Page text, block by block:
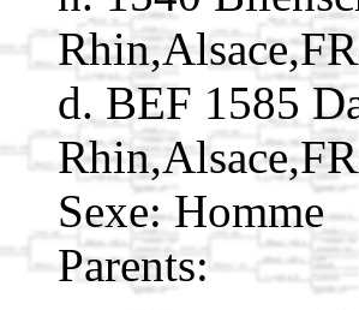
d. BEF 1585
Sexe: Homme
Parents: